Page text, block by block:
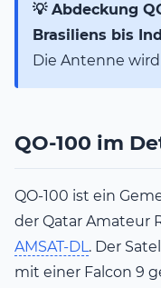
💡 Abdeckung
Brasiliens bis
Die Antenne
QO-100 im
QO-100 ist ein
der Qatar Amateur
AMSAT-DL. Der
mit einer Falcon 9